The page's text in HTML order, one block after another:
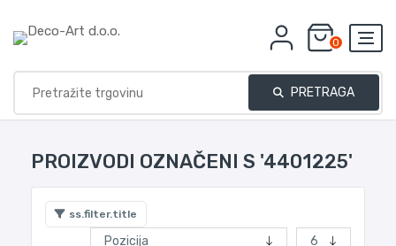
0
PRETRAGA
PROIZVODI OZNAČENI S '4401225'
ss.filter.title